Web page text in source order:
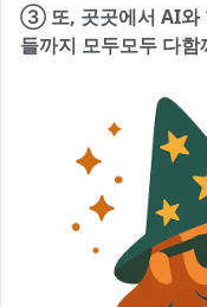
③ 또, 곳곳에서 AI와
들까지 모두모두 다함